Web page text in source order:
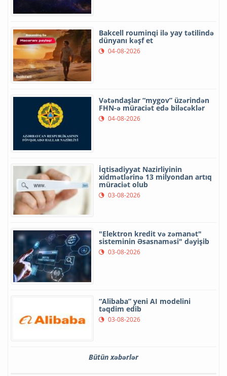
Bakcell rouminqi ilə yay tətilində
dünyanı kəşf et
04-08-2026
Vətəndaşlar “mygov” üzərindən
FHN-ə müraciət edə biləcəklər
04-08-2026
İqtisadiyyat Nazirliyinin
xidmətlərinə 13 milyondan artıq
müraciət olub
03-08-2026
"Elektron kredit və zəmanət"
sisteminin Əsasnaməsi" dəyişib
03-08-2026
“Alibaba” yeni AI modelini
təqdim edib
03-08-2026
Bütün xəbərlər